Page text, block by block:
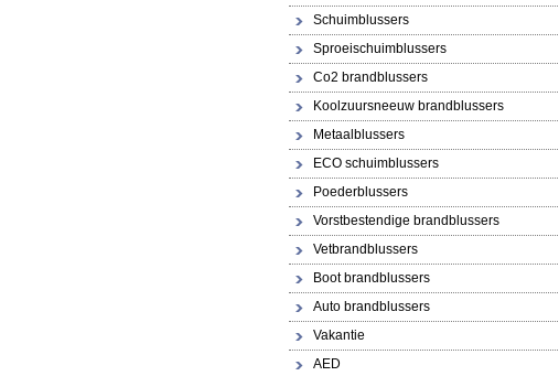
Schuimblussers
Sproeischuimblussers
Co2 brandblussers
Koolzuursneeuw brandblussers
Metaalblussers
ECO schuimblussers
Poederblussers
Vorstbestendige brandblussers
Vetbrandblussers
Boot brandblussers
Auto brandblussers
Vakantie
AED